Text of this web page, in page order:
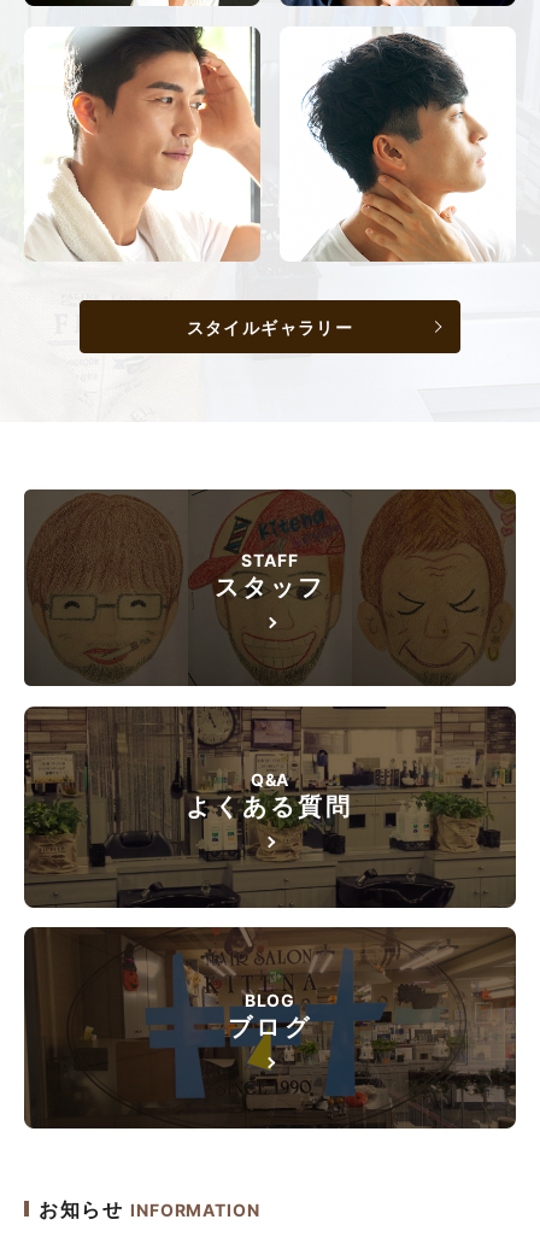
スタイルギャラリー
STAFF
スタッフ
Q&A
よくある質問
BLOG
ブログ
お知らせ INFORMATION